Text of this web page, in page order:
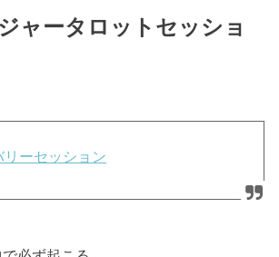
ャータロットセッショ
ーセッション